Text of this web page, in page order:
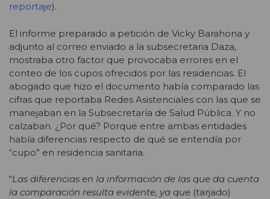
reportaje).
El informe preparado a petición de Vicky Barahona y
adjunto al correo enviado a la subsecretaria Daza,
mostraba otro factor que provocaba errores en el
conteo de los cupos ofrecidos por las residencias. El
abogado que hizo el documento había comparado las
cifras que reportaba Redes Asistenciales con las que se
manejaban en la Subsecretaría de Salud Pública. Y no
calzaban. ¿Por qué? Porque entre ambas entidades
había diferencias respecto de qué se entendía por
“cupo” en residencia sanitaria.
“Las diferencias en la información de las que da cuenta
la comparación resulta evidente, ya que (tarjado)